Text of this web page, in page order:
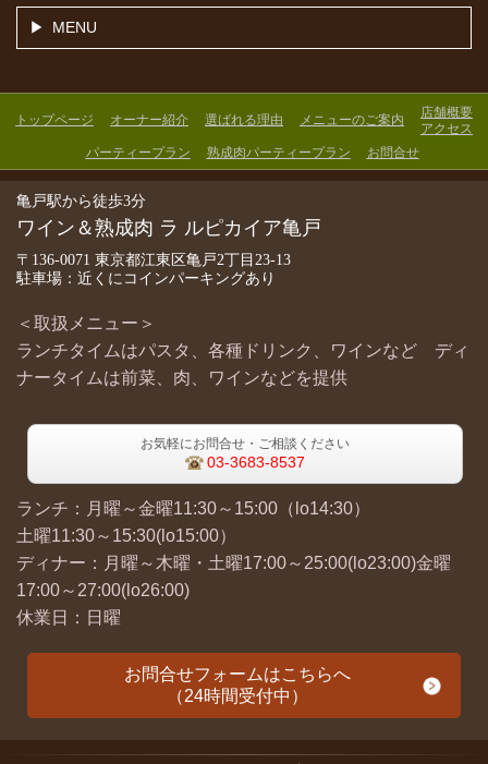
MENU
トップページ オーナー紹介 選ばれる理由 メニューのご案内
店舗概要
アクセス
パーティープラン
熟成肉パーティープラン お問合せ
亀戸駅から徒歩3分
ワイン＆熟成肉 ラ ルピカイア亀戸
〒136-0071 東京都江東区亀戸2丁目23-13
駐車場：近くにコインパーキングあり
＜取扱メニュー＞
ランチタイムはパスタ、各種ドリンク、ワインなど ディ
ナータイムは前菜、肉、ワインなどを提供
お気軽にお問合せ・ご相談ください
03-3683-8537
ランチ：月曜～金曜11:30～15:00（lo14:30）
土曜11:30～15:30(lo15:00）
ディナー：月曜～木曜・土曜17:00～25:00(lo23:00)金曜
17:00～27:00(lo26:00)
休業日：日曜
お問合せフォームはこちらへ
（24時間受付中）